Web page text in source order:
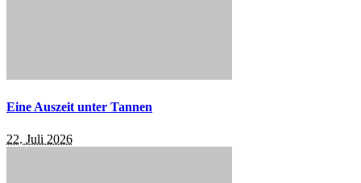
Eine Auszeit unter Tannen
22. Juli 2026